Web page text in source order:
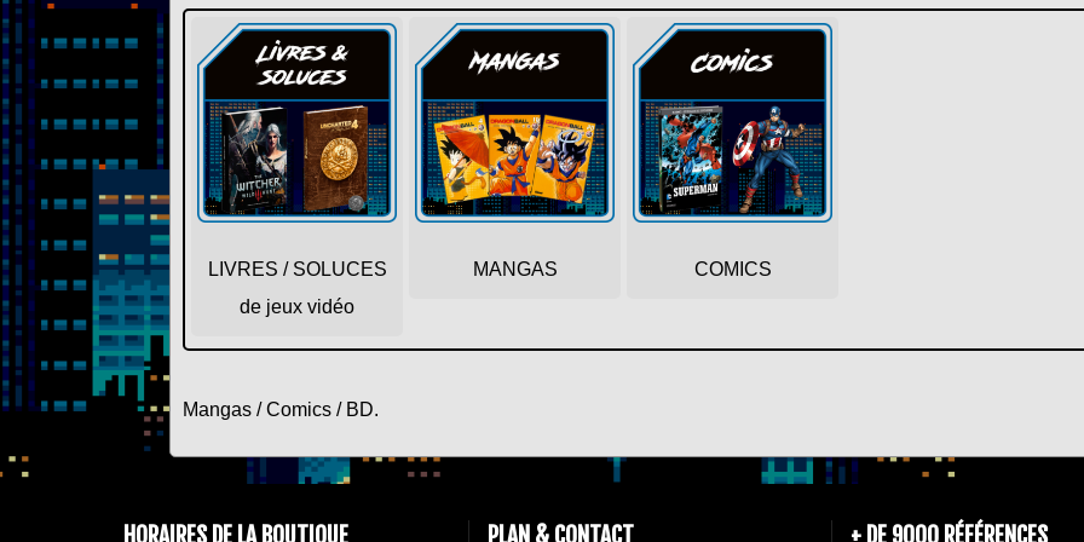
LIVRES / SOLUCES
de jeux vidéo
MANGAS COMICS
Mangas / Comics / BD.